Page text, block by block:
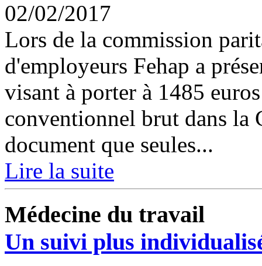
02/02/2017
Lors de la commission
d'employeurs Fehap a
visant à porter à 1485
conventionnel brut dans la
document que seules...
Lire la suite
Médecine du travail
Un suivi plus